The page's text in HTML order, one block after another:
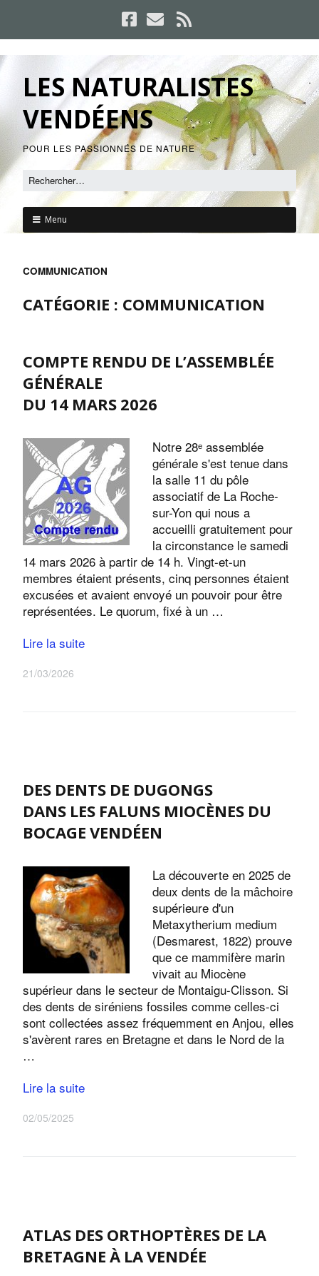
LES NATURALISTES
VENDÉENS
POUR LES PASSIONNÉS DE NATURE
Menu
COMMUNICATION
CATÉGORIE : COMMUNICATION
COMPTE RENDU DE L’ASSEMBLÉE
GÉNÉRALE
DU 14 MARS 2026
Notre 28ᵉ assemblée
générale s'est tenue dans
la salle 11 du pôle
associatif de La Roche-
sur-Yon qui nous a
accueilli gratuitement pour
la circonstance le samedi
14 mars 2026 à partir de 14 h. Vingt-et-un
membres étaient présents, cinq personnes étaient
excusées et avaient envoyé un pouvoir pour être
représentées. Le quorum, fixé à un …
Lire la suite
21/03/2026
DES DENTS DE DUGONGS
DANS LES FALUNS MIOCÈNES DU
BOCAGE VENDÉEN
La découverte en 2025 de
deux dents de la mâchoire
supérieure d'un
Metaxytherium medium
(Desmarest, 1822) prouve
que ce mammifère marin
vivait au Miocène
supérieur dans le secteur de Montaigu-Clisson. Si
des dents de siréniens fossiles comme celles-ci
sont collectées assez fréquemment en Anjou, elles
s'avèrent rares en Bretagne et dans le Nord de la
…
Lire la suite
02/05/2025
ATLAS DES ORTHOPTÈRES DE LA
BRETAGNE À LA VENDÉE